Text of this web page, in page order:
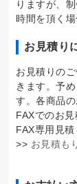
りますが、
時間を頂く
お見積り
お見積りの
きます。予
す。各商品
FAXでのお
FAX専用見
>> お見積も